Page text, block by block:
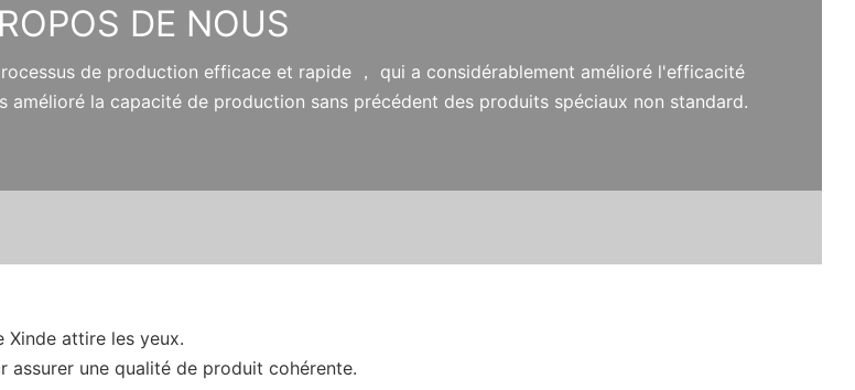
DE NOUS
de production efficace et rapide ， qui a considérablement amélioré l'efficacité
la capacité de production sans précédent des produits spéciaux non standard.
Xinde attire les yeux.
assurer une qualité de produit cohérente.